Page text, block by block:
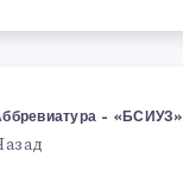
– «БСИУЗ»